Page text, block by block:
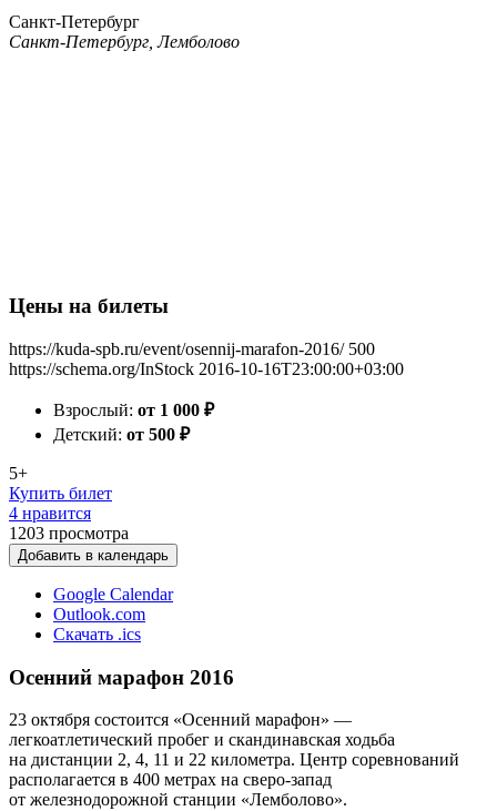
Санкт-Петербург
Санкт-Петербург, Лемболово
Цены на билеты
https://kuda-spb.ru/event/osennij-marafon-2016/ 500
https://schema.org/InStock 2016-10-16T23:00:00+03:00
Взрослый: от 1 000 ₽
Детский: от 500 ₽
5+
Купить билет
4 нравится
1203 просмотра
Добавить в календарь
Google Calendar
Outlook.com
Скачать .ics
Осенний марафон 2016
23 октября состоится «Осенний марафон» —
легкоатлетический пробег и скандинавская ходьба
на дистанции 2, 4, 11 и 22 километра. Центр соревнований
располагается в 400 метрах на сверо-запад
от железнодорожной станции «Лемболово».